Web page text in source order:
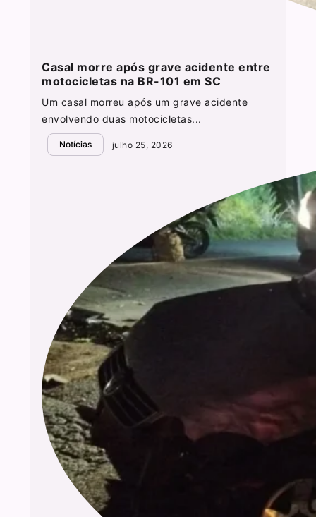
Casal morre após grave acidente entre
motocicletas na BR-101 em SC
Um casal morreu após um grave acidente
envolvendo duas motocicletas...
Notícias julho 25, 2026